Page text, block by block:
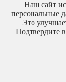
33
Ламинат
Наш сайт
персональные
Это
Подтвердите